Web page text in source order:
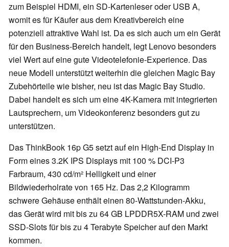
zum Beispiel HDMI, ein SD-Kartenleser oder USB A,
womit es für Käufer aus dem Kreativbereich eine
potenziell attraktive Wahl ist. Da es sich auch um ein Gerät
für den Business-Bereich handelt, legt Lenovo besonders
viel Wert auf eine gute Videotelefonie-Experience. Das
neue Modell unterstützt weiterhin die gleichen Magic Bay
Zubehörteile wie bisher, neu ist das Magic Bay Studio.
Dabei handelt es sich um eine 4K-Kamera mit integrierten
Lautsprechern, um Videokonferenz besonders gut zu
unterstützen.
Das ThinkBook 16p G5 setzt auf ein High-End Display in
Form eines 3.2K IPS Displays mit 100 % DCI-P3
Farbraum, 430 cd/m² Helligkeit und einer
Bildwiederholrate von 165 Hz. Das 2,2 Kilogramm
schwere Gehäuse enthält einen 80-Wattstunden-Akku,
das Gerät wird mit bis zu 64 GB LPDDR5X-RAM und zwei
SSD-Slots für bis zu 4 Terabyte Speicher auf den Markt
kommen.